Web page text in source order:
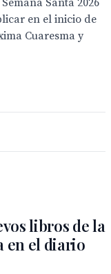
Santa 2026
en el inicio de
Cuaresma y
libros de la
en el diario